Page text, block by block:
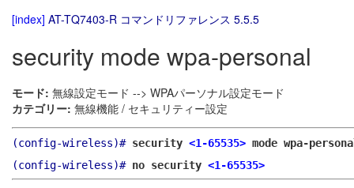
[index] AT-TQ7403-R コマンドリファレンス 5.5.5
security mode wpa-personal
モード: 無線設定モード --> WPAパーソナル設定モード
カテゴリー: 無線機能 / セキュリティー設定
(config-wireless)# security <1-65535> mode wpa-
(config-wireless)# no security <1-65535>